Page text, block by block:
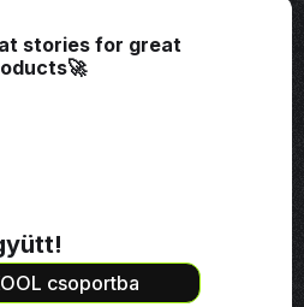
stories for great
csoportba